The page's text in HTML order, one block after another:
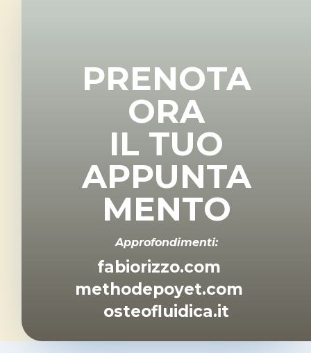
PRENOTA
ORA
IL TUO
APPUNTA
MENTO
Approfondimenti:
fabiorizzo.com
methodepoyet.com
osteofluidica.it